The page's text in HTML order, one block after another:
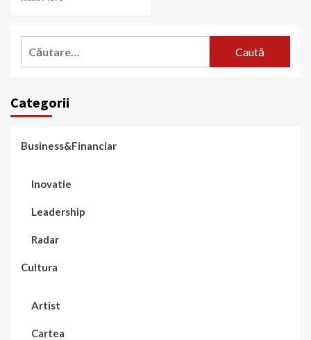
Categorii
Business&Financiar
Inovatie
Leadership
Radar
Cultura
Artist
Cartea